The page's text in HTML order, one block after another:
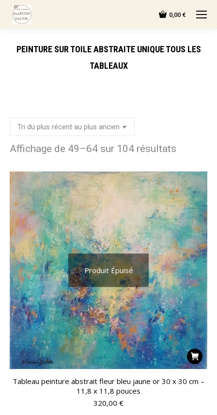
0,00 €
PEINTURE SUR TOILE ABSTRAITE UNIQUE TOUS LES
TABLEAUX
Affichage de 49–64 sur 104 résultats
Produit Épuisé
Tableau peinture abstrait fleur bleu jaune or 30 x 30 cm –
11,8 x 11,8 pouces
320,00 €